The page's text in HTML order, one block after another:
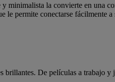
la convierte en una
permite conectarse fácilmente a
De películas a trabajo